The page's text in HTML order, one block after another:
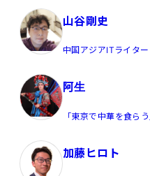
山谷剛史
中国アジアITライター
阿生
「東京で中華を食らう
加藤ヒロト